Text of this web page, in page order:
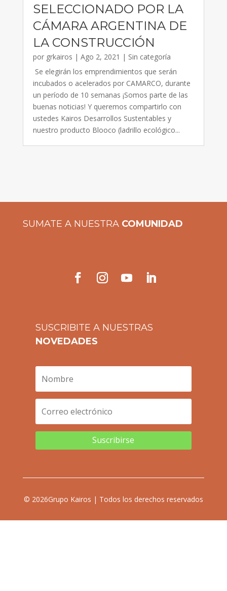
SELECCIONADO POR LA
CÁMARA ARGENTINA DE
LA CONSTRUCCIÓN
por grkairos | Ago 2, 2021 | Sin categoría
Se elegirán los emprendimientos que serán
incubados o acelerados por CAMARCO, durante
un período de 10 semanas ¡Somos parte de las
buenas noticias! Y queremos compartirlo con
ustedes Kairos Desarrollos Sustentables y
nuestro producto Blooco (ladrillo ecológico...
SUMATE A NUESTRA COMUNIDAD
SUSCRIBITE A NUESTRAS
NOVEDADES
Suscribirse
© 2026Grupo Kairos | Todos los derechos reservados